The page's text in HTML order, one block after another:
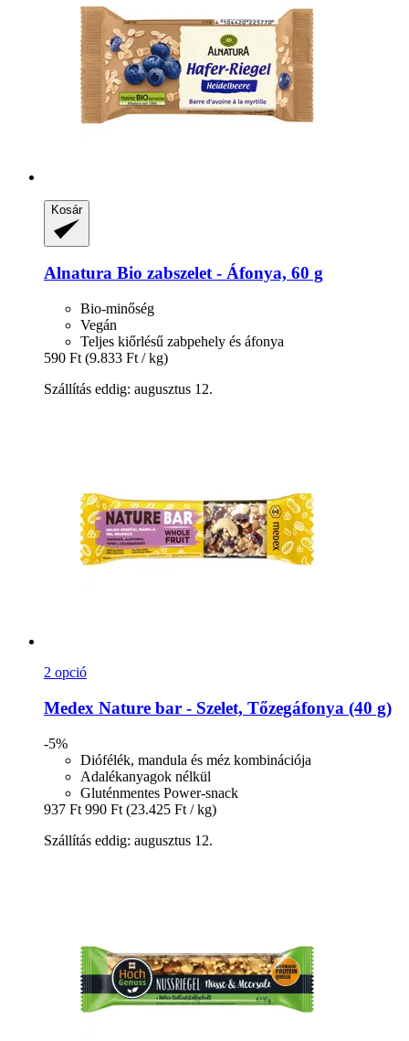
Kosár
Alnatura Bio zabszelet -​ Áfonya, 60 g
Bio-minőség
Vegán
Teljes kiőrlésű zabpehely és áfonya
590 Ft (9.833 Ft / kg)
Szállítás eddig: augusztus 12.
2 opció
Medex Nature bar -​ Szelet, Tőzegáfonya (40 g)
-5%
Diófélék, mandula és méz kombinációja
Adalékanyagok nélkül
Gluténmentes Power-snack
937 Ft 990 Ft (23.425 Ft / kg)
Szállítás eddig: augusztus 12.